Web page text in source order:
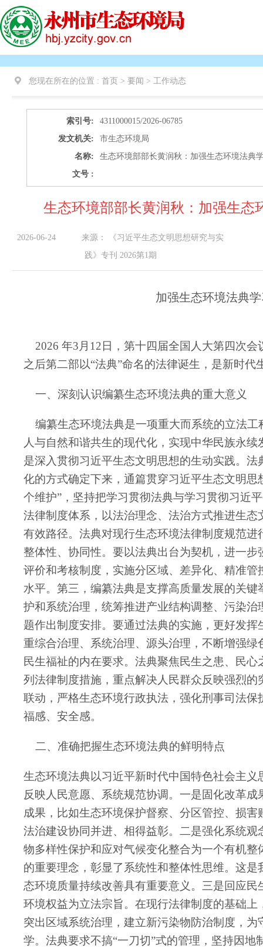
您现在所在的位置 : 首页 > 要闻 > 工作动态
索引号:
4311000015/2026-06785
发文机关:
市生态环境局
名称:
生态环境部部长黄润秋：加强生态环境法典
文号 :
生态环境部部长黄润秋：加强生态
2026-06-24 来源：
《习近平生态文明思想研究与实
践》专刊 2026第1期
加强生态环境法典
2026 年3月12日，第十四届全国人大第四次
之后第二部以“法典”命名的法律诞生，是新时
一、深刻认识编纂生态环境法典的重大意义
编纂生态环境法典是一项重大而系统的立法工
人与自然和谐共生的现代化，实现中华民族永
是深入贯彻习近平生态文明思想的生动实践。
化的方式确定下来，通篇贯穿习近平生态文明
个维护”，坚持把学习贯彻法典与学习贯彻习近
法律制度体系，以法治理念、法治方式推进生
有效路径。法典对现行生态环境法律制度规范
整体性、协同性。要以法典出台为契机，进一
评价和考核制度，实施分区域、差异化、精准
水平。第三，编纂法典是支撑高质量发展的关
护和系统治理，统筹推进产业结构调整、污染
题作出制度安排。要通过法典的实施，更好发
重综合治理、系统治理、源头治理，不断增强
民生福祉的内在要求。法典聚焦民生之患、民
列法律制度措施，重点解决人民群众反映强烈
联动，严格生态环境行政执法，强化刑事司法
福感、安全感。
二、准确把握生态环境法典的鲜明特点
生态环境法典以习近平新时代中国特色社会主
反映人民意愿、系统规范协调。一是固化改革
成果，比如生态环境保护督察、分区管控、损
法治建设协同并进、相得益彰。二是强化系统
物多样性保护和应对气候变化整合为一个有机
的重要理念，彰显了系统性和整体性思维。这
态环境质量持续改善具有重要意义。三是回应
环境权益为立法宗旨。在现行法律制度的基础
突出区域系统治理，建立新污染物防治制度，
学。法典要求不搞“一刀切”式的管理，坚持因